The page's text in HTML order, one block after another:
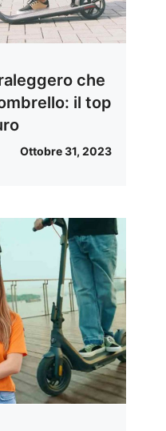
che
il top
Ottobre 31, 2023